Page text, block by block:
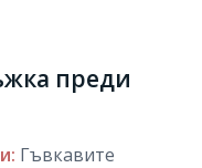
преди
Гъвкавите